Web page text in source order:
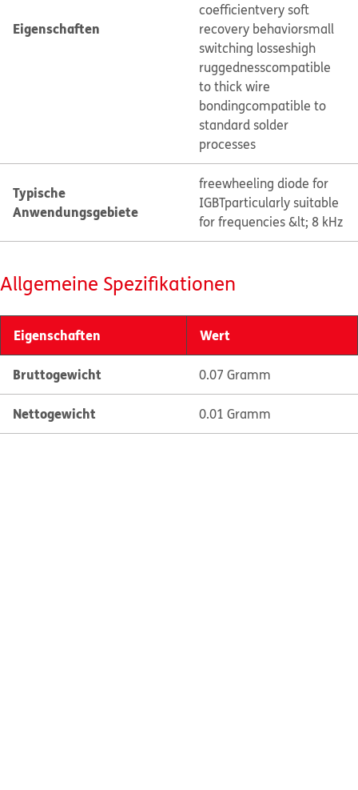
Eigenschaften
coefficientvery soft
recovery behaviorsmall
switching losseshigh
ruggednesscompatible
to thick wire
bondingcompatible to
standard solder
processes
Typische
Anwendungsgebiete
freewheeling diode for
IGBTparticularly suitable
for frequencies &lt; 8 kHz
Allgemeine Spezifikationen
Eigenschaften Wert
Bruttogewicht 0.07 Gramm
Nettogewicht 0.01 Gramm